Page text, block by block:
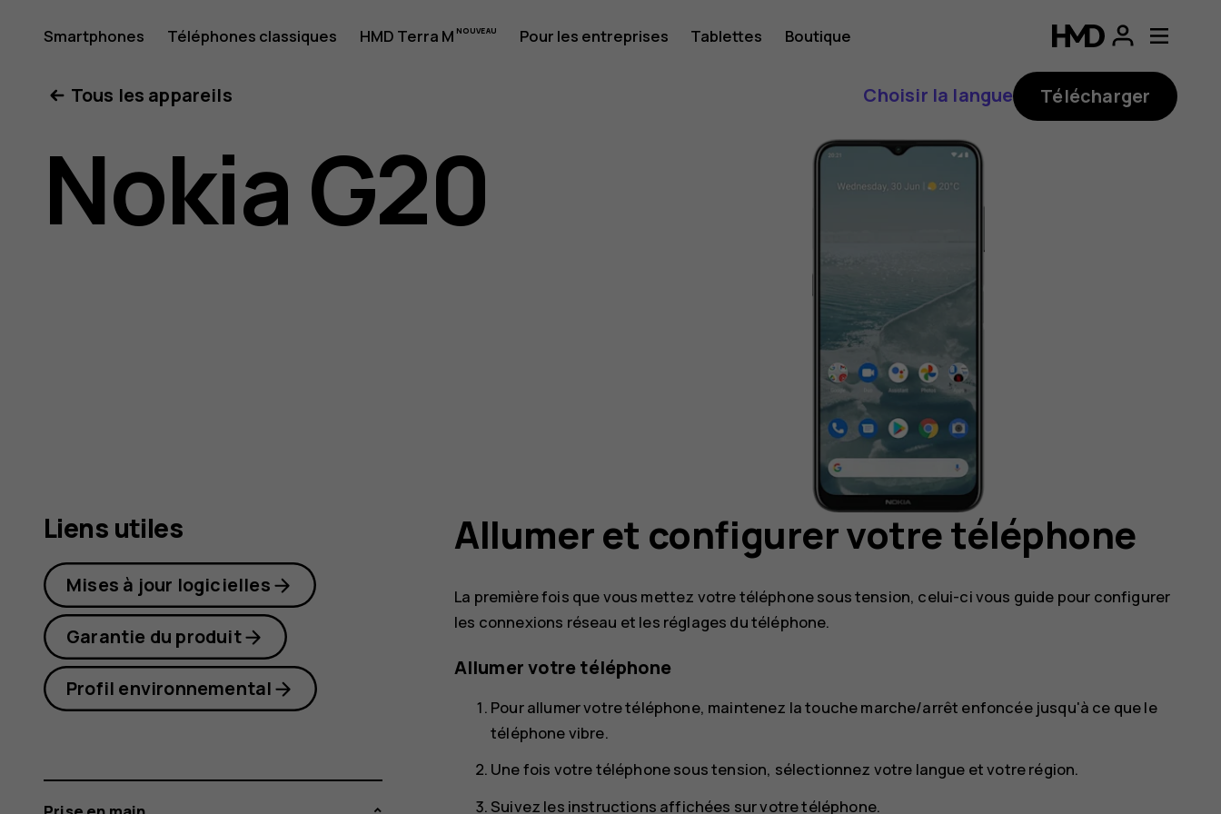
Guide
de
l'utilisateur
Smartphones Téléphones classiques HMD Terra M Pour les entreprises Tablettes Boutique
Tous les appareils
Choisir la langue Télécharger
Nokia G20
Allumer et configurer votre téléphone
La première fois que vous mettez votre téléphone sous tension, celui-ci vous guide pour configurer
les connexions réseau et les réglages du téléphone.
Allumer votre téléphone
Pour allumer votre téléphone, maintenez la touche marche/arrêt enfoncée jusqu'à ce que le
téléphone vibre.
Une fois votre téléphone sous tension, sélectionnez votre langue et votre région.
Suivez les instructions affichées sur votre téléphone.
Liens utiles
Mises à jour logicielles
Garantie du produit
Profil environnemental